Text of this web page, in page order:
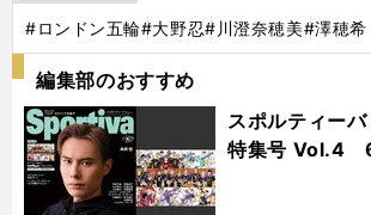
#ロンドン五輪#大野忍#川澄奈穂美#澤穂希
編集部のおすすめ
スポルティー
特集号 Vol.4